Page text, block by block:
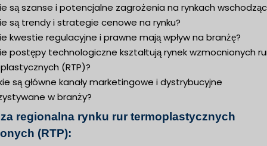
są szanse i potencjalne zagrożenia na rynkach
są trendy i strategie cenowe na rynku?
kwestie regulacyjne i prawne mają wpływ na branżę?
postępy technologiczne kształtują rynek wzmocnionych
(RTP)?
są główne kanały marketingowe i dystrybucyjne
w branży?
regionalna rynku rur termoplastycznych
(RTP):